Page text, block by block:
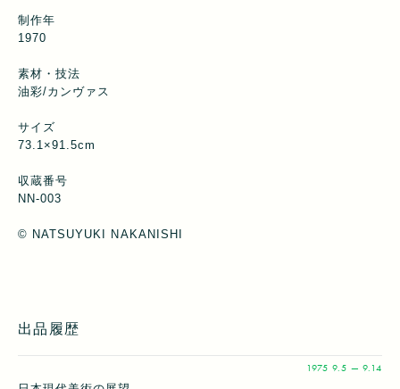
制作年
1970
素材・技法
油彩/カンヴァス
サイズ
73.1×91.5cm
収蔵番号
NN-003
©︎ NATSUYUKI NAKANISHI
出品履歴
1975 9.5 — 9.14